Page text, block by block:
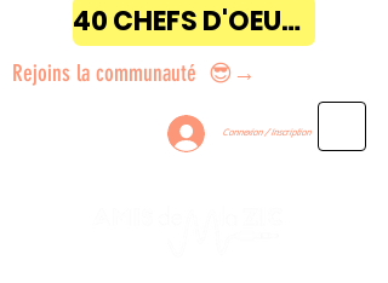
40 CHEFS D'OEUVRE
Rejoins la communauté 😎→
Connexion / Inscription